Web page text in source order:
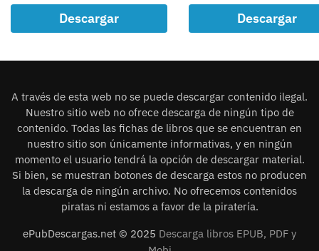
Descargar Descargar
A través de esta web no se puede descargar contenido ilegal.
Nuestro sitio web no ofrece descarga de ningún tipo de
contenido. Todas las fichas de libros que se encuentran en
nuestro sitio son únicamente informativas, y en ningún
momento el usuario tendrá la opción de descargar material.
Si bien, se muestran botones de descarga estos no producen
la descarga de ningún archivo. No ofrecemos contenidos
piratas ni estamos a favor de la piratería.
ePubDescargas.net © 2025 Descarga libros EPUB, PDF y